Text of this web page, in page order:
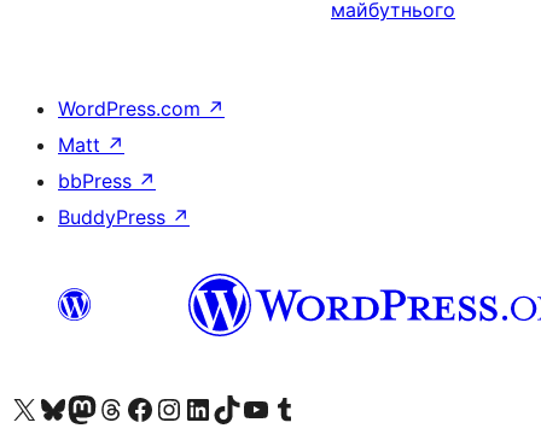
майбутнього
WordPress.com ↗
Matt ↗
bbPress ↗
BuddyPress ↗
Visit our X (formerly Twitter) account
Visit our Bluesky account
Завітайте до нашої стрічки в Mastodon
Visit our Threads account
Завітайте на нашу сторінку в Facebook
Visit our Instagram account
Visit our LinkedIn account
Visit our TikTok account
Visit our YouTube channel
Visit our Tumblr account